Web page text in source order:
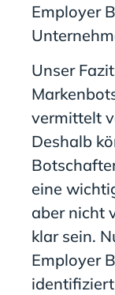
Employer
Unser
vermittelt
Deshalb
eine
aber nicht
klar sein.
Employer